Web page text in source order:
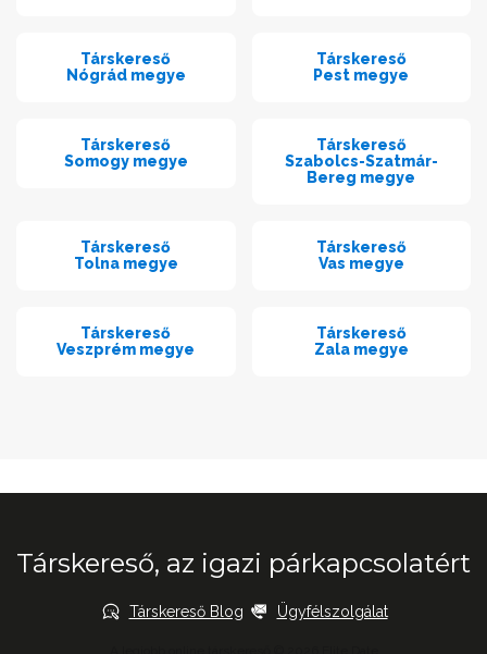
Társkereső
Nógrád megye
Társkereső
Pest megye
Társkereső
Somogy megye
Társkereső
Szabolcs-Szatmár-
Bereg megye
Társkereső
Tolna megye
Társkereső
Vas megye
Társkereső
Veszprém megye
Társkereső
Zala megye
Társkereső, az igazi párkapcsolatért
Társkereső Blog Ügyfélszolgálat